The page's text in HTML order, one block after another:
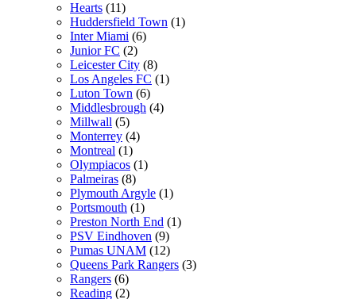
Hearts (11)
Huddersfield Town (1)
Inter Miami (6)
Junior FC (2)
Leicester City (8)
Los Angeles FC (1)
Luton Town (6)
Middlesbrough (4)
Millwall (5)
Monterrey (4)
Montreal (1)
Olympiacos (1)
Palmeiras (8)
Plymouth Argyle (1)
Portsmouth (1)
Preston North End (1)
PSV Eindhoven (9)
Pumas UNAM (12)
Queens Park Rangers (3)
Rangers (6)
Reading (2)